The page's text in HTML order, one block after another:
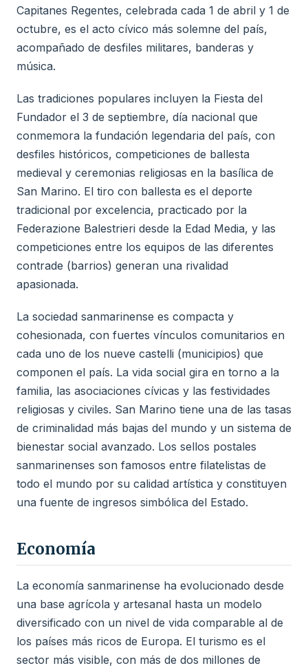
Capitanes Regentes, celebrada cada 1 de abril y 1 de
octubre, es el acto cívico más solemne del país,
acompañado de desfiles militares, banderas y
música.
Las tradiciones populares incluyen la Fiesta del
Fundador el 3 de septiembre, día nacional que
conmemora la fundación legendaria del país, con
desfiles históricos, competiciones de ballesta
medieval y ceremonias religiosas en la basílica de
San Marino. El tiro con ballesta es el deporte
tradicional por excelencia, practicado por la
Federazione Balestrieri desde la Edad Media, y las
competiciones entre los equipos de las diferentes
contrade (barrios) generan una rivalidad
apasionada.
La sociedad sanmarinense es compacta y
cohesionada, con fuertes vínculos comunitarios en
cada uno de los nueve castelli (municipios) que
componen el país. La vida social gira en torno a la
familia, las asociaciones cívicas y las festividades
religiosas y civiles. San Marino tiene una de las tasas
de criminalidad más bajas del mundo y un sistema de
bienestar social avanzado. Los sellos postales
sanmarinenses son famosos entre filatelistas de
todo el mundo por su calidad artística y constituyen
una fuente de ingresos simbólica del Estado.
Economía
La economía sanmarinense ha evolucionado desde
una base agrícola y artesanal hasta un modelo
diversificado con un nivel de vida comparable al de
los países más ricos de Europa. El turismo es el
sector más visible, con más de dos millones de